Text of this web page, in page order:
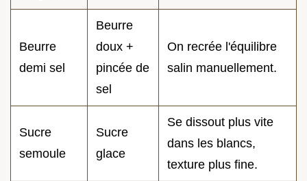
Beurre
demi sel
Beurre
doux +
pincée de
sel
On recrée l'équilibre
salin manuellement.
Sucre
semoule
Sucre
glace
Se dissout plus vite
dans les blancs,
texture plus fine.